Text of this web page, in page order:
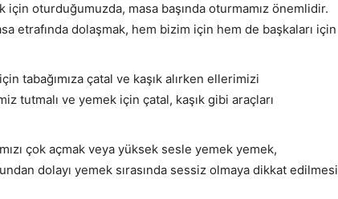
için oturduğumuzda, masa başında oturmamız önemlidir.
etrafında dolaşmak, hem bizim için hem de başkaları için
tabağımıza çatal ve kaşık alırken ellerimizi
tutmalı ve yemek için çatal, kaşık gibi araçları
çok açmak veya yüksek sesle yemek yemek,
dolayı yemek sırasında sessiz olmaya dikkat edilmesi